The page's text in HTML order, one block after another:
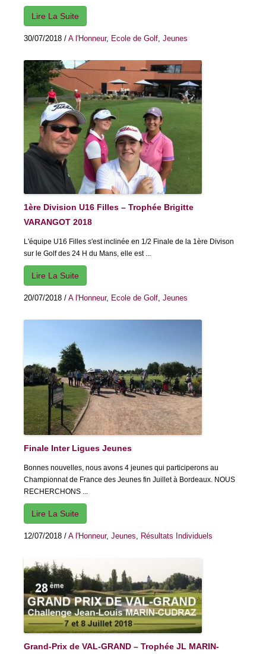
Lire La Suite
30/07/2018 / A l'Honneur, Ecole de Golf, Jeunes
1ère Division U16 Filles – Trophée Brigitte
VARANGOT 2018
L'équipe U16 Filles s'est inclinée en 1/2 Finale de la 1ère Divison
sur le Golf des 24 H du Mans, elle est ...
Lire La Suite
20/07/2018 / A l'Honneur, Ecole de Golf, Jeunes
Finale Inter Ligues Jeunes
Bonnes nouvelles, nous avons 4 jeunes qui participerons au
Championnat de France des Jeunes fin Juillet à Bordeaux. NOUS
RECHERCHONS ...
Lire La Suite
12/07/2018 / A l'Honneur, Jeunes, Résultats Individuels
Grand-Prix de VAL-GRAND – Trophée JL MARIN-